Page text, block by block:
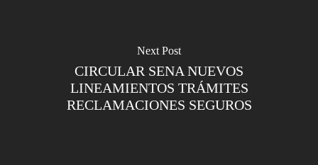
Next Post
CIRCULAR SENA NUEVOS
LINEAMIENTOS TRÁMITES
RECLAMACIONES SEGUROS